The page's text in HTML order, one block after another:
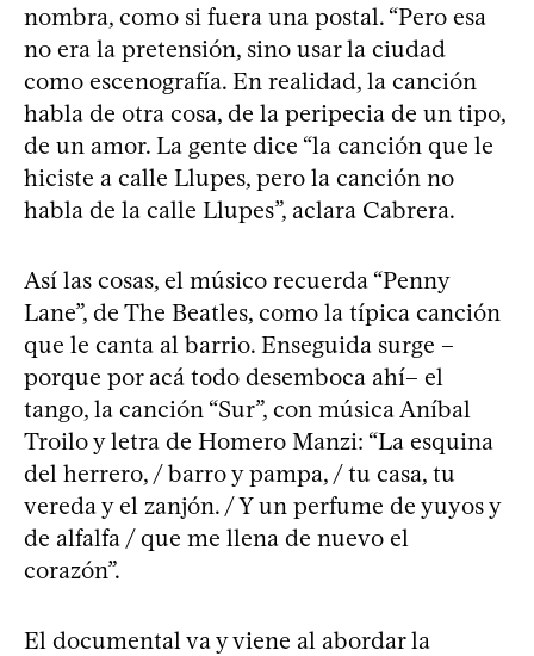
nombra, como si fuera una postal. “Pero esa
no era la pretensión, sino usar la ciudad
como escenografía. En realidad, la canción
habla de otra cosa, de la peripecia de un tipo,
de un amor. La gente dice “la canción que le
hiciste a calle Llupes, pero la canción no
habla de la calle Llupes”, aclara Cabrera.
Así las cosas, el músico recuerda “Penny
Lane”, de The Beatles, como la típica canción
que le canta al barrio. Enseguida surge –
porque por acá todo desemboca ahí– el
tango, la canción “Sur”, con música Aníbal
Troilo y letra de Homero Manzi: “La esquina
del herrero, / barro y pampa, / tu casa, tu
vereda y el zanjón. / Y un perfume de yuyos y
de alfalfa / que me llena de nuevo el
corazón”.
El documental va y viene al abordar la